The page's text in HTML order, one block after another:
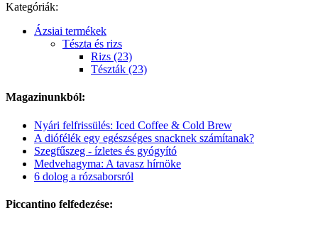
Kategóriák:
Ázsiai termékek
Tészta és rizs
Rizs (23)
Tészták (23)
Magazinunkból:
Nyári felfrissülés: Iced Coffee & Cold Brew
A diófélék egy egészséges snacknek számítanak?
Szegfűszeg - ízletes és gyógyító
Medvehagyma: A tavasz hírnöke
6 dolog a rózsaborsról
Piccantino felfedezése: